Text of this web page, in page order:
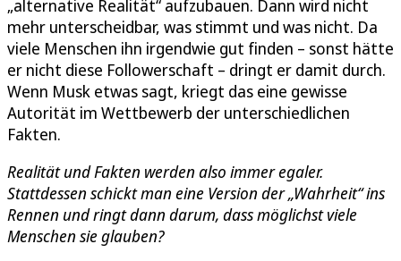
„alternative Realität“ aufzubauen. Dann wird nicht
mehr unterscheidbar, was stimmt und was nicht. Da
viele Menschen ihn irgendwie gut finden – sonst hätte
er nicht diese Followerschaft – dringt er damit durch.
Wenn Musk etwas sagt, kriegt das eine gewisse
Autorität im Wettbewerb der unterschiedlichen
Fakten.
Realität und Fakten werden also immer egaler.
Stattdessen schickt man eine Version der „Wahrheit“ ins
Rennen und ringt dann darum, dass möglichst viele
Menschen sie glauben?